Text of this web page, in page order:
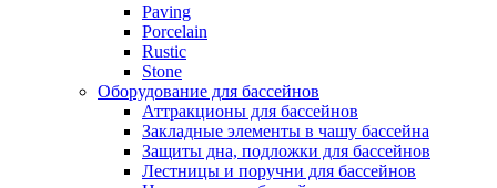
Paving
Porcelain
Rustic
Stone
Оборудование для бассейнов
Аттракционы для бассейнов
Закладные элементы в чашу бассейна
Защиты дна, подложки для бассейнов
Лестницы и поручни для бассейнов